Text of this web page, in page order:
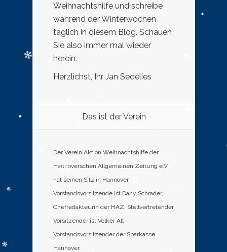
Weihnachtshilfe und schreibe
während der Winterwochen
täglich in diesem Blog. Schauen
Sie also immer mal wieder
herein.
Herzlichst, Ihr Jan Sedelies
Das ist der Verein
Der Verein Aktion Weihnachtshilfe der
Hannoverschen Allgemeinen Zeitung e.V.
hat seinen Sitz in Hannover.
Vorstandsvorsitzende ist Dany Schrader,
Chefredakteurin der HAZ. Stellvertretender
Vorsitzender ist Volker Alt,
Vorstandsvorsitzender der Sparkasse
Hannover.